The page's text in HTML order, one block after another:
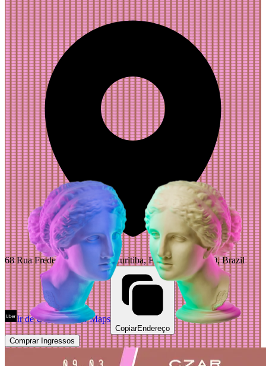
68 Rua Frederico Cantarelli, Curitiba, Paraná 80710-240, Brazil
Ir de Uber Abrir Maps
CopiarEndereço
Comprar Ingressos